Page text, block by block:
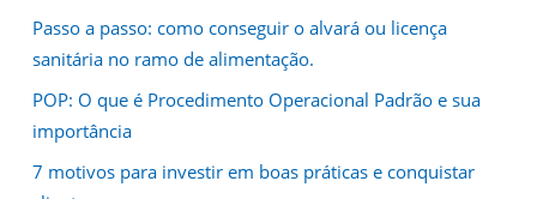
Passo a passo: como conseguir o alvará ou licença
sanitária no ramo de alimentação.
POP: O que é Procedimento Operacional Padrão e sua
importância
7 motivos para investir em boas práticas e conquistar